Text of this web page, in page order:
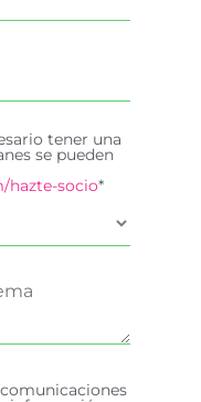
tener una
se pueden
hazte-socio*